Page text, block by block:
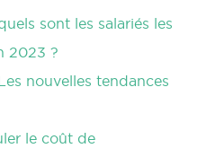
sont les salariés les
2023 ?
nouvelles tendances
le coût de